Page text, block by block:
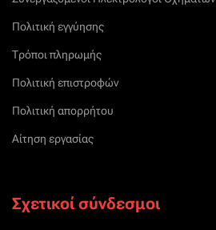
Πολιτική εγγύησης
Τρόποι πληρωμής
Πολιτική επιστροφών
Πολιτική απορρήτου
Αίτηση εργασίας
Σχετικοί σύνδεσμοι